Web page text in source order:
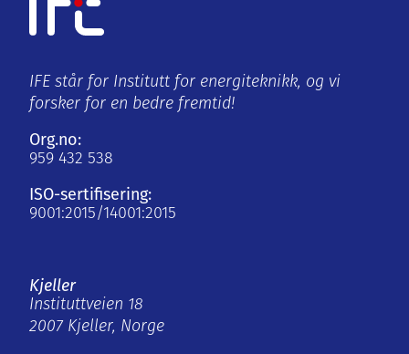
IFE står for Institutt for energiteknikk, og vi
forsker for en bedre fremtid!
Org.no:
959 432 538
ISO-sertifisering:
9001:2015/14001:2015
Kjeller
Instituttveien 18
2007 Kjeller, Norge